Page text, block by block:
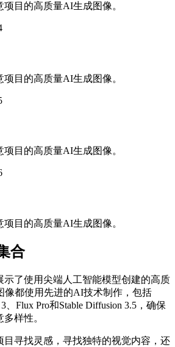
目的高质量AI生成图像。
目的高质量AI生成图像。
目的高质量AI生成图像。
目的高质量AI生成图像。
合
示了使用尖端人工智能模型创建的高质
像都使用先进的AI技术制作，包括
、Flux Pro和Stable Diffusion 3.5，确保
样性。
目寻找灵感，寻找独特的视觉内容，还